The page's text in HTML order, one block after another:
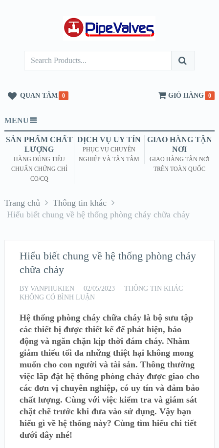
QUAN TÂM 0 GIỎ HÀNG 0
MENU
SẢN PHẨM CHẤT
LƯỢNG
HÀNG ĐÚNG TIÊU
CHUẨN CHỨNG CHỈ
CO/CQ
DỊCH VỤ UY TÍN
PHỤC VỤ CHUYÊN
NGHIỆP VÀ TẬN TÂM
GIAO HÀNG TẬN
NƠI
GIAO HÀNG TẬN NƠI
TRÊN TOÀN QUỐC
Trang chủ
Thông tin khác
Hiểu biết chung về hệ thống phòng cháy chữa cháy
Hiểu biết chung về hệ thống phòng cháy
chữa cháy
BY VANPHUKIEN 02/05/2023
THÔNG TIN KHÁC
KHÔNG CÓ BÌNH LUẬN
Hệ thống phòng cháy chữa cháy là bộ sưu tập
các thiết bị được thiết kế để phát hiện, báo
động và ngăn chặn kịp thời đám cháy. Nhằm
giảm thiểu tối đa những thiệt hại không mong
muốn cho con người và tài sản. Thông thường
việc lắp đặt hệ thống phòng cháy được giao cho
các đơn vị chuyên nghiệp, có uy tín và đảm bảo
chất lượng. Cùng với việc kiểm tra và giám sát
chặt chẽ trước khi đưa vào sử dụng. Vậy bạn
hiểu gì về hệ thống này? Cùng tìm hiểu chi tiết
dưới đây nhé!